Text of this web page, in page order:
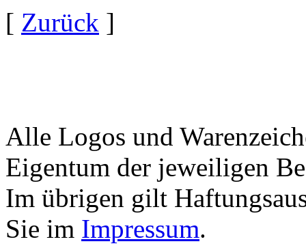
[ Zurück ]
Alle Logos und
Eigentum der jeweiligen
Im übrigen gilt
Sie im Impressum.